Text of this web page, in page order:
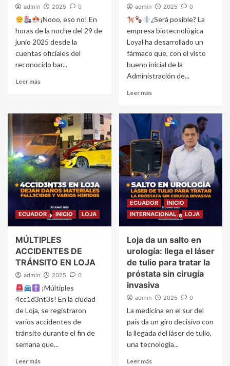
admin 2025 0
¡Nooo, eso no! En
horas de la noche del 29 de
junio 2025 desde la
cuentas oficiales del
reconocido bar...
Leer más
admin 2025 0
¿Será posible? La
empresa biotecnológica
Loyal ha desarrollado un
fármaco que, con el visto
bueno inicial de la
Administración de...
Leer más
ECUADOR INICIO LOJA
MÚLTIPLES
ACCIDENTES DE
TRÁNSITO EN LOJA
admin 2025 0
¡Múltiples
4cc1d3nt3s! En la ciudad
de Loja, se registraron
varios accidentes de
tránsito durante el fin de
semana que...
Leer más
ECUADOR
INICIO
INTERNACIONAL
LOJA
Loja da un salto en
urología: llega el láser
de tulio para tratar la
próstata sin cirugía
invasiva
admin 2025 0
La medicina en el sur del
país da un giro decisivo con
la llegada del láser de tulio,
una tecnología...
Leer más